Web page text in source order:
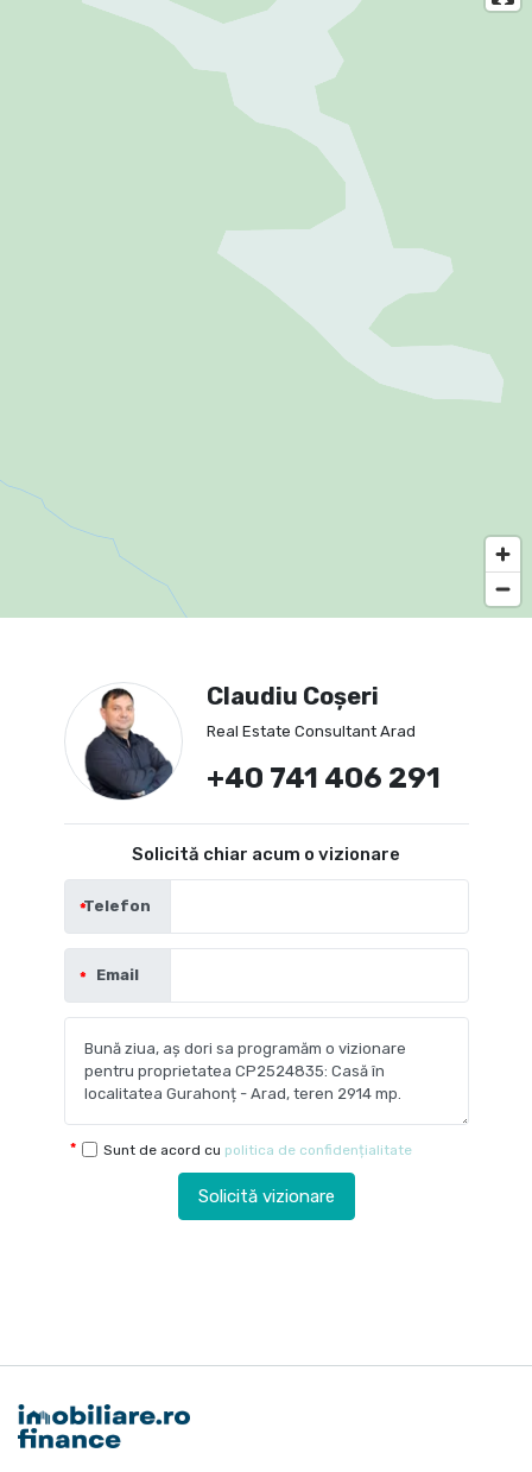
Claudiu Coșeri
Real Estate Consultant Arad
+40 741 406 291
Solicită chiar acum o vizionare
Telefon
Email
Sunt de acord cu politica de confidențialitate
Solicită vizionare